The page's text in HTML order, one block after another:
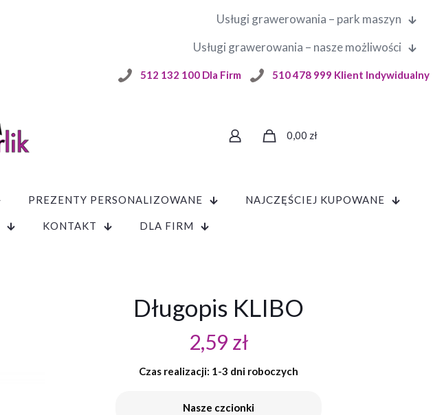
Usługi grawerowania – park maszyn
Usługi grawerowania – nasze możliwości
512 132 100 Dla Firm 510 478 999 Klient Indywidualny
0,00 zł
PREZENTY PERSONALIZOWANE NAJCZĘŚCIEJ KUPOWANE
KONTAKT DLA FIRM
Długopis KLIBO
2,59 zł
Czas realizacji: 1-3 dni roboczych
Nasze czcionki